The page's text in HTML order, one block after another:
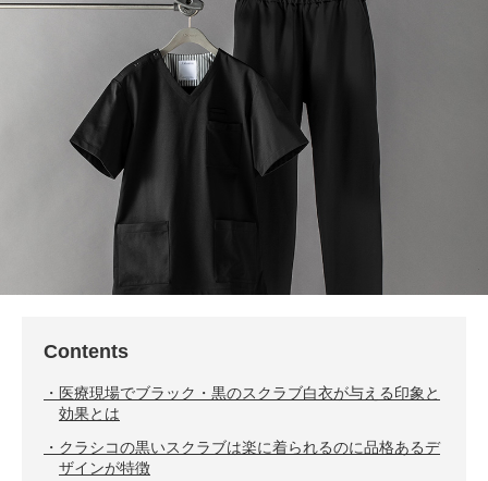
Contents
医療現場でブラック・黒のスクラブ白衣が与える印象と
効果とは
クラシコの黒いスクラブは楽に着られるのに品格あるデ
ザインが特徴